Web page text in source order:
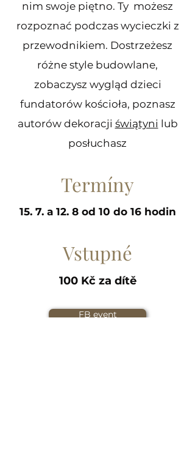
nim swoje piętno. Ty możesz
rozpoznać podczas wycieczki z
przewodnikiem. Dostrzeżesz
różne style budowlane,
zobaczysz wygląd dzieci
fundatorów kościoła, poznasz
autorów dekoracji świątyni lub
posłuchasz
Termíny
15. 7. a 12. 8 od 10 do 16 hodin
Vstupné
100 Kč za dítě
FB event